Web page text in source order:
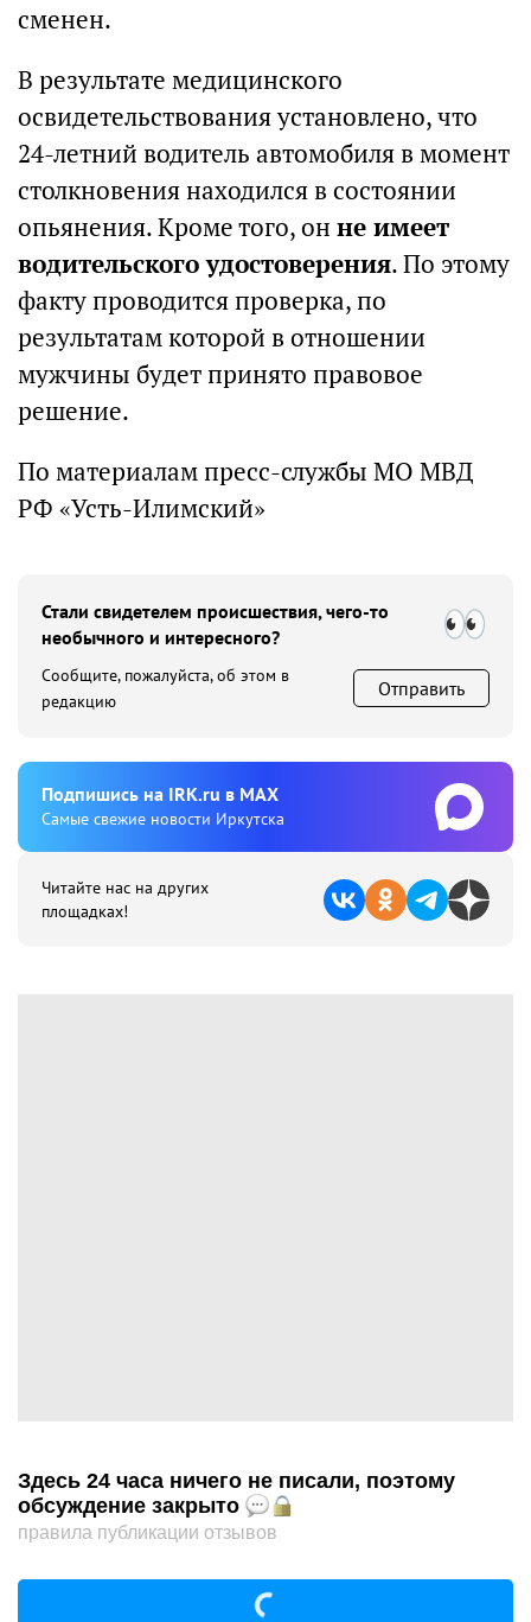
сменен.
В результате медицинского
освидетельствования установлено, что
24-летний водитель автомобиля в момент
столкновения находился в состоянии
опьянения. Кроме того, он не имеет
водительского удостоверения. По этому
факту проводится проверка, по
результатам которой в отношении
мужчины будет принято правовое
решение.
По материалам пресс-службы МО МВД
РФ «Усть-Илимский»
Стали свидетелем происшествия, чего-то
необычного и интересного?
Сообщите, пожалуйста, об этом в
редакцию
Отправить
Подпишиcь на IRK.ru в MAX
Cамые свежие новости Иркутска
Читайте нас на других
площадках!
Здесь 24 часа ничего не писали, поэтому
обсуждение закрыто
правила публикации отзывов